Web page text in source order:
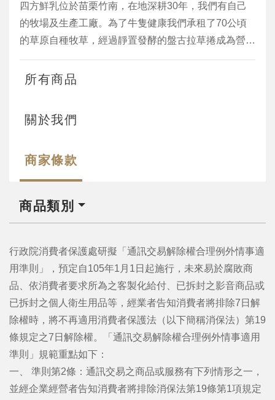
四方鮮乳位於苗栗竹南，在地深耕30年，我們有自己
的牧場及生產工廠。為了牛隻健康我們承租了70公頃
的草原自種牧草，經過靜置發酵的盤古拉草捲成為營養
滿分的優格草料。糞水經過處理回歸自然農法草地，落
實綠色循環。 品質優良的鮮奶我們每天運到距離僅6公
所有商品
關於我們
商家條款
商品類別
行政院消費者保護處研擬「通訊交易解除權合理例外情事適
用準則」，預定自105年1月1日起施行，未來易於腐敗商
品、依消費者要求所為之客製化給付、已拆封之影音商品或
已拆封之個人衛生用品等，經業者告知消費者將排除7日解
除權時，將不再適用消費者保護法（以下簡稱消保法）第19
條規定之7日解除權。「通訊交易解除權合理例外情事適用
準則」規範重點如下：
一、 準則第2條：通訊交易之商品或服務有下列情形之一，
並經企業經營者告知消費者將排除消保法第19條第1項規定